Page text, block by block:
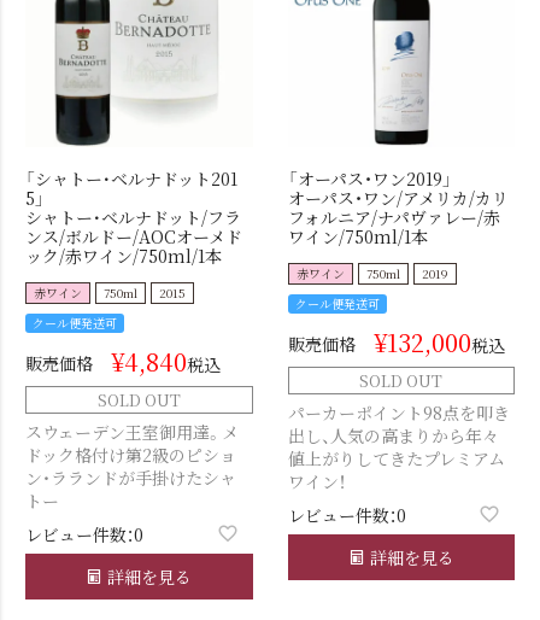
「シャトー･ベルナドット201
5」
シャトー･ベルナドット/フラ
ンス/ボルドー/AOCオーメド
ック/赤ワイン/750ml/1本
赤ワイン 750ml
2015
クール便発送可
販売価格 ¥4,840税込
SOLD OUT
スウェーデン王室御用達。メ
ドック格付け第2級のピショ
ン・ラランドが手掛けたシャ
トー
レビュー件数：0
詳細を見る
「オーパス・ワン2019」
オーパス・ワン/アメリカ/カリ
フォルニア/ナパヴァレー/赤
ワイン/750ml/1本
赤ワイン 750ml
2019
クール便発送可
販売価格 ¥132,000税込
SOLD OUT
パーカーポイント98点を叩き
出し、人気の高まりから年々
値上がりしてきたプレミアム
ワイン！
レビュー件数：0
詳細を見る